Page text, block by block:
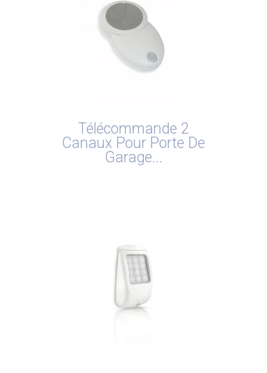
Télécommande 2
Canaux Pour Porte De
Garage...